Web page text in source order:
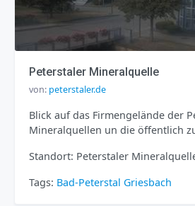
Peterstaler Mineralquelle
von: peterstaler.de
Blick auf das Firmengelände der
Mineralquellen un die öffentlich
Standort: Peterstaler
Tags: Bad-Peterstal Griesbach